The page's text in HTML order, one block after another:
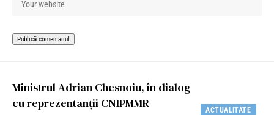
ACTUALITATE
Ministrul Adrian Chesnoiu, în dialog
cu reprezentanții CNIPMMR